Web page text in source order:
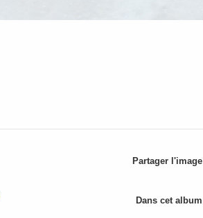
Partager l'image
Dans cet album